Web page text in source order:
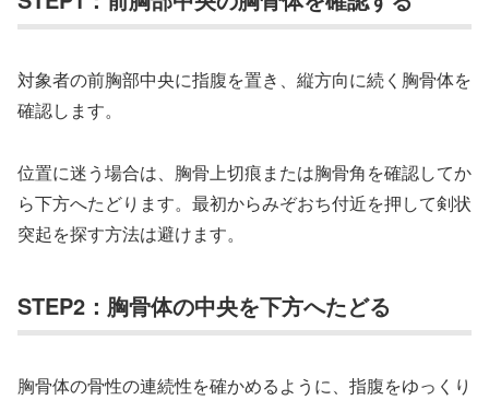
対象者の前胸部中央に指腹を置き、縦方向に続く胸骨体を
確認します。
位置に迷う場合は、胸骨上切痕または胸骨角を確認してか
ら下方へたどります。最初からみぞおち付近を押して剣状
突起を探す方法は避けます。
STEP2：胸骨体の中央を下方へたどる
胸骨体の骨性の連続性を確かめるように、指腹をゆっくり